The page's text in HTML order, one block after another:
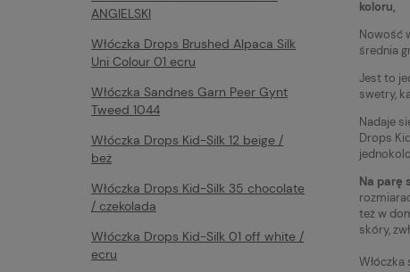
ANGIELSKI
Włóczka Drops Brushed Alpaca Silk
Uni Colour 01 ecru
Włóczka Sandnes Garn Peer Gynt
Tweed 1044
Włóczka Drops Kid-Silk 12 beige /
beż
Włóczka Drops Kid-Silk 35 chocolate
/ czekolada
Włóczka Drops Kid-Silk 01 off white /
ecru
koloru,
Nowość
średnia
Jest to
swetry,
Nadaje
Drops
Na parę
też w
skóry,